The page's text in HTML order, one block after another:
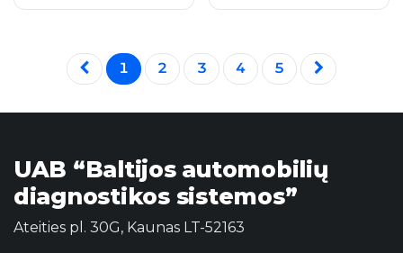
1 2 3 4 5
UAB “Baltijos automobilių
diagnostikos sistemos”
Ateities pl. 30G, Kaunas LT-52163